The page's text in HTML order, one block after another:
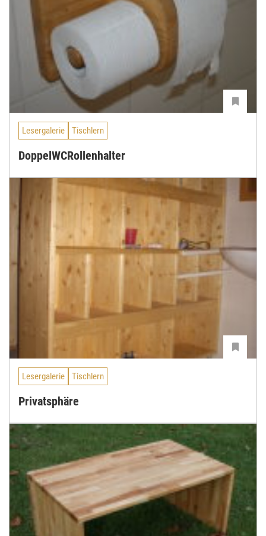
Lesergalerie Tischlern
DoppelWCRollenhalter
Lesergalerie Tischlern
Privatsphäre